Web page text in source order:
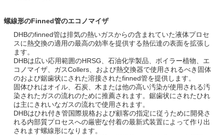
螺線形のFinned管のエコノマイザ
DHBのfinned管は排気の熱いガスからの含まれていた液体プロセ
スに熱交換の適用の最高の効率を提供する熱伝達の表面を拡張し
ます。
DHBは広い応用範囲のHRSG、石油化学製品、ボイラー植物、エ
コノマイザ、ガスCollers、および熱交換器で使用されるべき固体
のおよび鋸歯状にされた溶接されたfinned管を提供します。
固体ひれはオイル、石炭、木または他の高い汚染が使用される汚
染されたガスの流れのために推薦されます。鋸歯状にされたひれ
は主にきれいなガスの流れで使用されます。
DHBはひれ付き管国際規格および顧客の指定に従うために開発さ
れる内部質プロセスへの厳密な付着の最新式装置によって作り出
されます螺線形になります。